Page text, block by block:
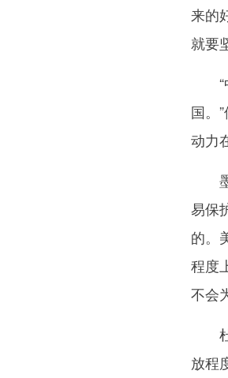
来的
就要
“中
国。
动力
墨
易保
的。
程度
不会
杜
放程